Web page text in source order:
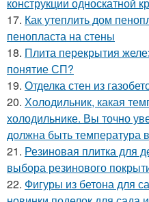
17. Как утеплить дом
пенопласта на стены
18. Плита перекрытия
понятие СП?
19. Отделка стен из
20. Холодильник, какая
холодильнике. Вы точно
должна быть температура
21. Резиновая плитка для
выбора резинового
22. Фигуры из бетона для